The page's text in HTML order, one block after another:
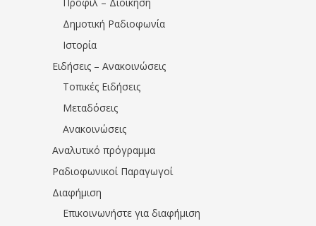
Δημοτική Ραδιοφωνία
Ιστορία
Ειδήσεις – Ανακοινώσεις
Τοπικές Ειδήσεις
Μεταδόσεις
Ανακοινώσεις
Αναλυτικό πρόγραμμα
Ραδιοφωνικοί Παραγωγοί
Διαφήμιση
Επικοινωνήστε για διαφήμιση